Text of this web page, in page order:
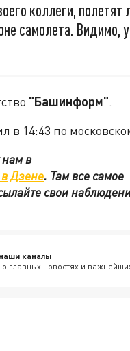
коллеги, полетят
самолета. Видимо,
"Башинформ".
в 14:43 по
нам в
Дзене. Там все самое
свои
каналы
главных новостях и